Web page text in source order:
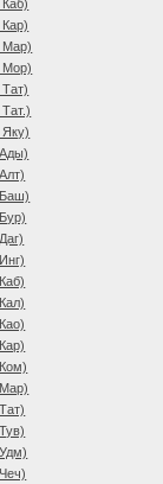
Мар)
Мор)